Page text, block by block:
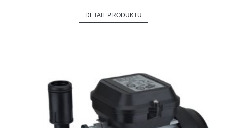
DETAIL PRODUKTU